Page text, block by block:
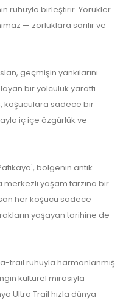
ruhuyla birleştirir. Yörükler
— zorluklara sarılır ve
geçmişin yankılarını
bir yolculuk yarattı.
koşuculara sadece bir
iç içe özgürlük ve
bölgenin antik
merkezli yaşam tarzına bir
her koşucu sadece
yaşayan tarihine de
trail ruhuyla harmanlanmış
kültürel mirasıyla
Ultra Trail hızla dünya